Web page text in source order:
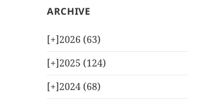
ARCHIVE
[+]2026 (63)
[+]2025 (124)
[+]2024 (68)